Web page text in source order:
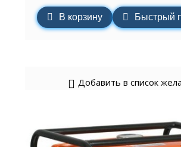
В корзину Быстрый
Добавить в список